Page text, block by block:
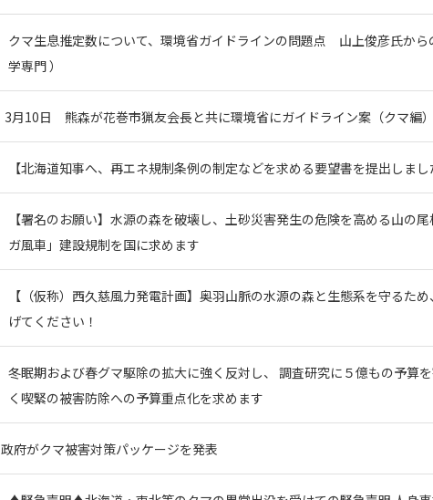
クマ生息推定数について、環境省ガイドラインの問題点 山上俊彦氏から
学専門 ）
3月10日 熊森が花巻市猟友会長と共に環境省にガイドライン案（クマ編
【北海道知事へ、再エネ規制条例の制定などを求める要望書を提出しまし
【署名のお願い】水源の森を破壊し、土砂災害発生の危険を高める山の
ガ風車」建設規制を国に求めます
【（仮称）西久慈風力発電計画】奥羽山脈の水源の森と生態系を守るた
げてください！
冬眠期および春グマ駆除の拡大に強く反対し、 調査研究に５億もの予算
く喫緊の被害防除への予算重点化を求めます
政府がクマ被害対策パッケージを発表